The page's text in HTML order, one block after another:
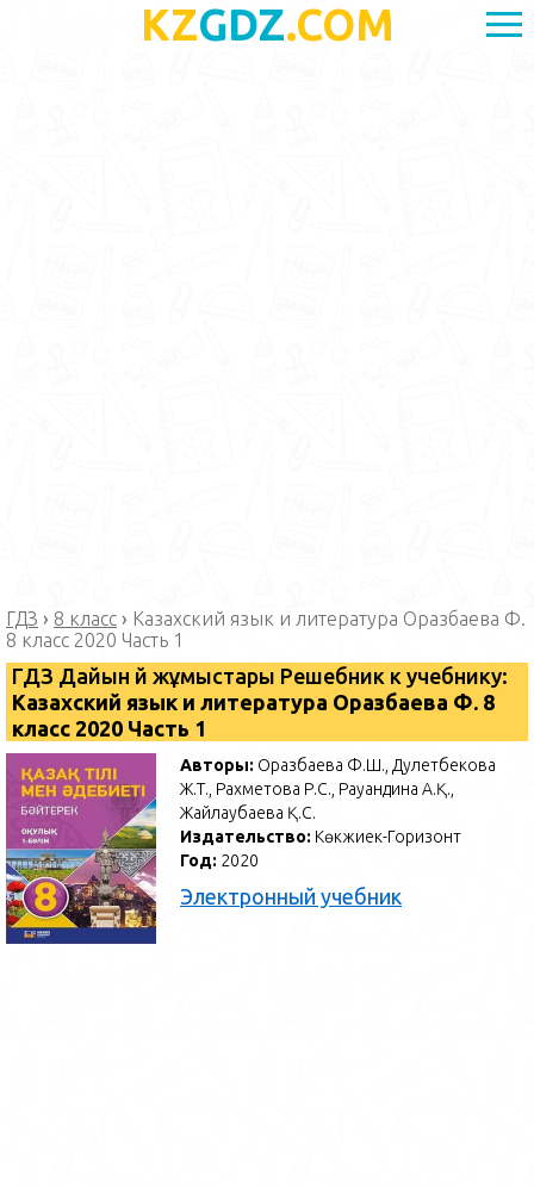
KZGDZ.COM
ГДЗ › 8 класс › Казахский язык и литература Оразбаева Ф.
8 класс 2020 Часть 1
ГДЗ Дайын үй жұмыстары Решебник к учебнику:
Казахский язык и литература Оразбаева Ф. 8
класс 2020 Часть 1
Авторы: Оразбаева Ф.Ш., Дәулетбекова
Ж.Т., Рахметова Р.С., Рауандина А.Қ.,
Жайлаубаева Қ.С.
Издательство: Көкжиек-Горизонт
Год: 2020
Электронный учебник